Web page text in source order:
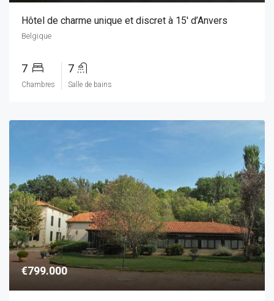
Hôtel de charme unique et discret à 15′ d’Anvers
Belgique
7
Chambres
7
Salle de bains
€799.000